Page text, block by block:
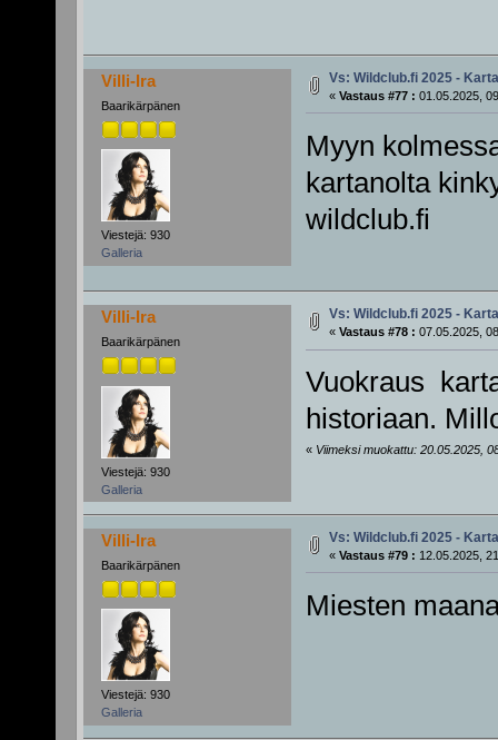
Villi-Ira
Baarikärpänen
Viestejä: 930
Galleria
Vs: Wildclub.fi 2025 -
« Vastaus #77 : 01.05.2025,
Myyn
kartanolta
wildclub.fi
Villi-Ira
Baarikärpänen
Viestejä: 930
Galleria
Vs: Wildclub.fi 2025 -
« Vastaus #78 : 07.05.2025,
Vuokraus
historiaan.
« Viimeksi muokattu: 20.05.2025,
Villi-Ira
Baarikärpänen
Viestejä: 930
Galleria
Vs: Wildclub.fi 2025 -
« Vastaus #79 : 12.05.2025,
Miesten